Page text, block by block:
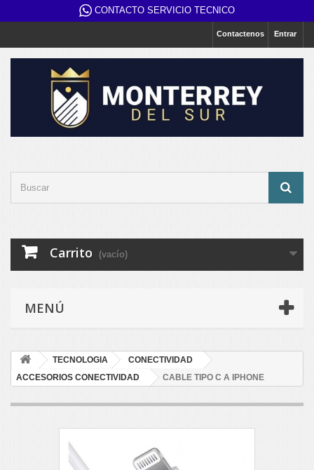
CONTACTO SERVICIO TECNICO
Entrar
Contactenos
Carrito (vacío)
MENÚ
TECNOLOGIA
CONECTIVIDAD
ACCESORIOS CONECTIVIDAD
CABLE TIPO C A IPHONE